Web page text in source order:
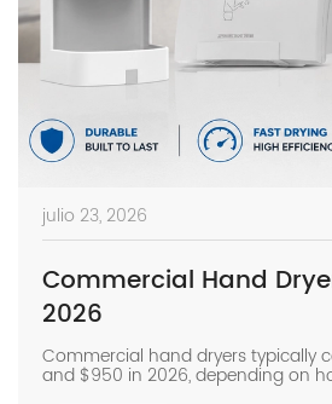
julio 23, 2026
Commercial Hand
2026
Commercial hand dryers typically
and $950 in 2026, depending on
motor type, airflow performance,